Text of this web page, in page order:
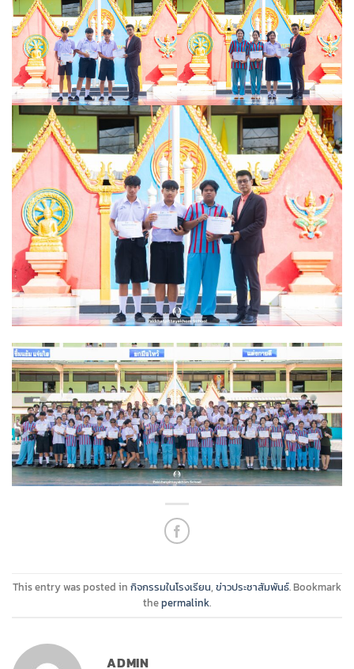
This entry was posted in กิจกรรมในโรงเรียน, ข่าวประชาสัมพันธ์. Bookmark
thepermalink.
ADMIN